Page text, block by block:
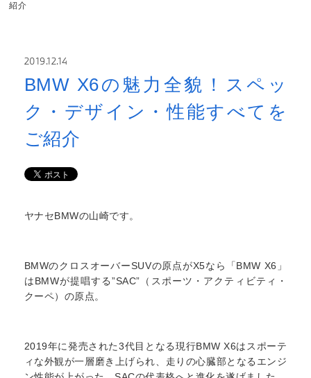
紹介
2019.12.14
BMW X6の魅力全貌！スペッ
ク・デザイン・性能すべてを
ご紹介
ヤナセBMWの山崎です。
BMWのクロスオーバーSUVの原点がX5なら「BMW X6」
はBMWが提唱する”SAC”（スポーツ・アクティビティ・
クーペ）の原点。
2019年に発売された3代目となる現行BMW X6はスポーテ
ィな外観が一層磨き上げられ、走りの心臓部となるエンジ